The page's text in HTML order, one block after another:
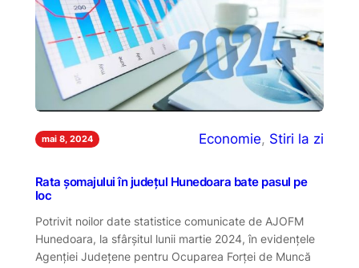
mai 8, 2024 Economie, Stiri la zi
Rata şomajului în județul Hunedoara bate pasul pe
loc
Potrivit noilor date statistice comunicate de AJOFM
Hunedoara, la sfârșitul lunii martie 2024, în evidențele
Agenției Județene pentru Ocuparea Forței de Muncă